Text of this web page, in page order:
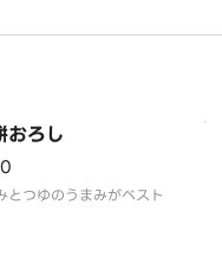
おろし
とつゆのうまみがベスト